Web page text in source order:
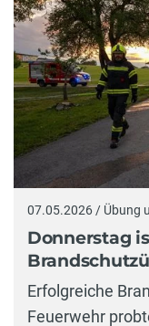
07.05.2026 / Übung
Donnerstag
Erfolgreiche
Feuerwehr